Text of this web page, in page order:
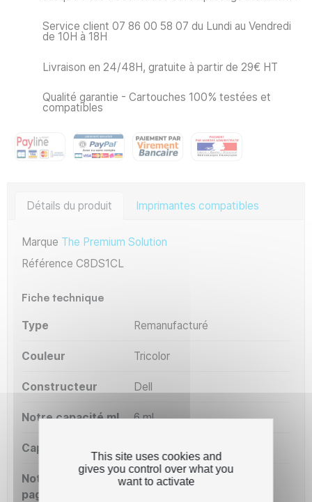
Service client 07 86 00 58 07 du Lundi au Vendredi
de 10H à 18H
Livraison en 24/48H, gratuite à partir de 29€ HT
Qualité garantie - Cartouches 100% testées et
compatibles
Détails du produit Imprimantes compatibles
Marque The Premium Solution
Référence C8DS1CL
Fiche technique
Type Remanufacturé
Couleur Tricolor
Constructeur Dell
Notre capacité ml 6 ml
Capacité OEM ml
Notre capacité
pages
140 pages
This site uses cookies and
gives you control over what you
want to activate